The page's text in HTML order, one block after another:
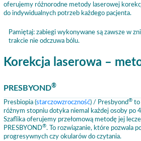
oferujemy różnorodne metody laserowej
do indywidualnych potrzeb każdego pacjenta.
Pamiętaj: zabiegi wykonywane są zawsze w
trakcie nie odczuwa bólu.
Korekcja laserowa –
PRESBYOND®
Presbiopia (starczowzroczność) / Presbyond® to
różnym stopniu dotyka niemal każdej osoby po
Szaflika oferujemy przełomową metodę jej
PRESBYOND®. To rozwiązanie, które pozwala
progresywnych czy okularów do czytania.